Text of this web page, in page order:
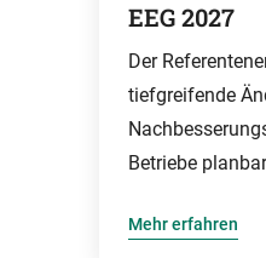
EEG 2027
Der
tiefgreifende
Betriebe
Mehr erfahren